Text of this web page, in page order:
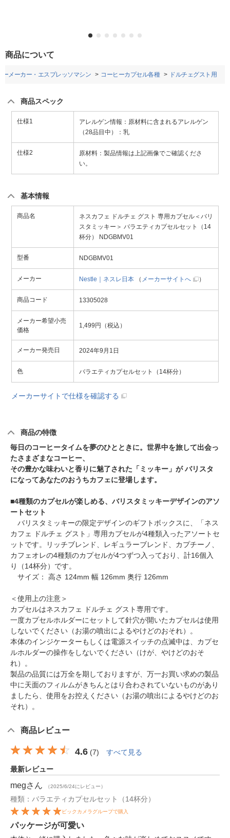
商品について
ーメーカー・エスプレッソマシン コーヒーカプセル各種 ドルチェグスト用
商品スペック
仕様1
アレルゲン情報：原材料に含まれるアレルゲン
（28品目中）：乳
仕様2
原材料：製品情報は上記画像でご確認くださ
い。
基本情報
商品名
ネスカフェ ドルチェ グスト 専用カプセル＜バリ
スタミッキー＞ バラエティカプセルセット（14
杯分） NDGBMV01
型番 NDGBMV01
メーカー Nestle｜ネスレ日本 （ メーカーサイトへ ）
商品コード 13305028
メーカー希望小売
価格
1,499円（税込）
メーカー発売日 2024年9月1日
色 バラエティカプセルセット（14杯分）
メーカーサイトで仕様を確認する
商品の特徴
毎日のコーヒータイムを夢のひとときに。世界中を旅して出会っ
たさまざまなコーヒー、
その豊かな味わいと香りに魅了された「ミッキー」が バリスタ
になってあなたのおうちカフェに登場します。
■4種類のカプセルが楽しめる、バリスタミッキーデザインのアソ
ートセット
バリスタミッキーの限定デザインのギフトボックスに、「ネス
カフェ ドルチェ グスト」専用カプセルが4種類入ったアソートセ
ットです。リッチブレンド、レギュラーブレンド、カプチーノ、
カフェオレの4種類のカプセルが4つずつ入っており、計16個入
り（14杯分）です。
サイズ： 高さ 124mm 幅 126mm 奥行 126mm
＜使用上の注意＞
カプセルはネスカフェ ドルチェ グスト専用です。
一度カプセルホルダーにセットして針穴が開いたカプセルは使用
しないでください（お湯の噴出によるやけどのおそれ）。
本体のインジケーターもしくは電源スイッチの点滅中は、カプセ
ルホルダーの操作をしないでください（けが、やけどのおそ
れ）。
製品の品質には万全を期しておりますが、万一お買い求めの製品
中に天面のフィルムがきちんとはり合わされていないものがあり
ましたら、使用をお控えください（お湯の噴出によるやけどのお
それ）。
商品レビュー
4.6 (7) すべて見る
最新レビュー
megさん （2025/6/24にレビュー）
種類：バラエティカプセルセット（14杯分）
ビックカメラグループで購入
パッケージが可愛い